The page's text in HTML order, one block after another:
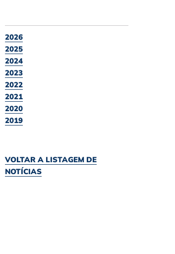
2026
2025
2024
2023
2022
2021
2020
2019
VOLTAR A LISTAGEM DE
NOTÍCIAS